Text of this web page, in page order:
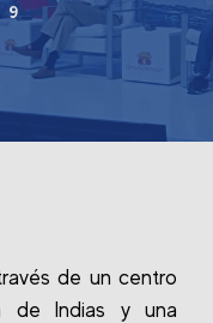
de un centro
de Indias y una